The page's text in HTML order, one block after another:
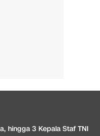
hingga 3 Kepala Staf TNI